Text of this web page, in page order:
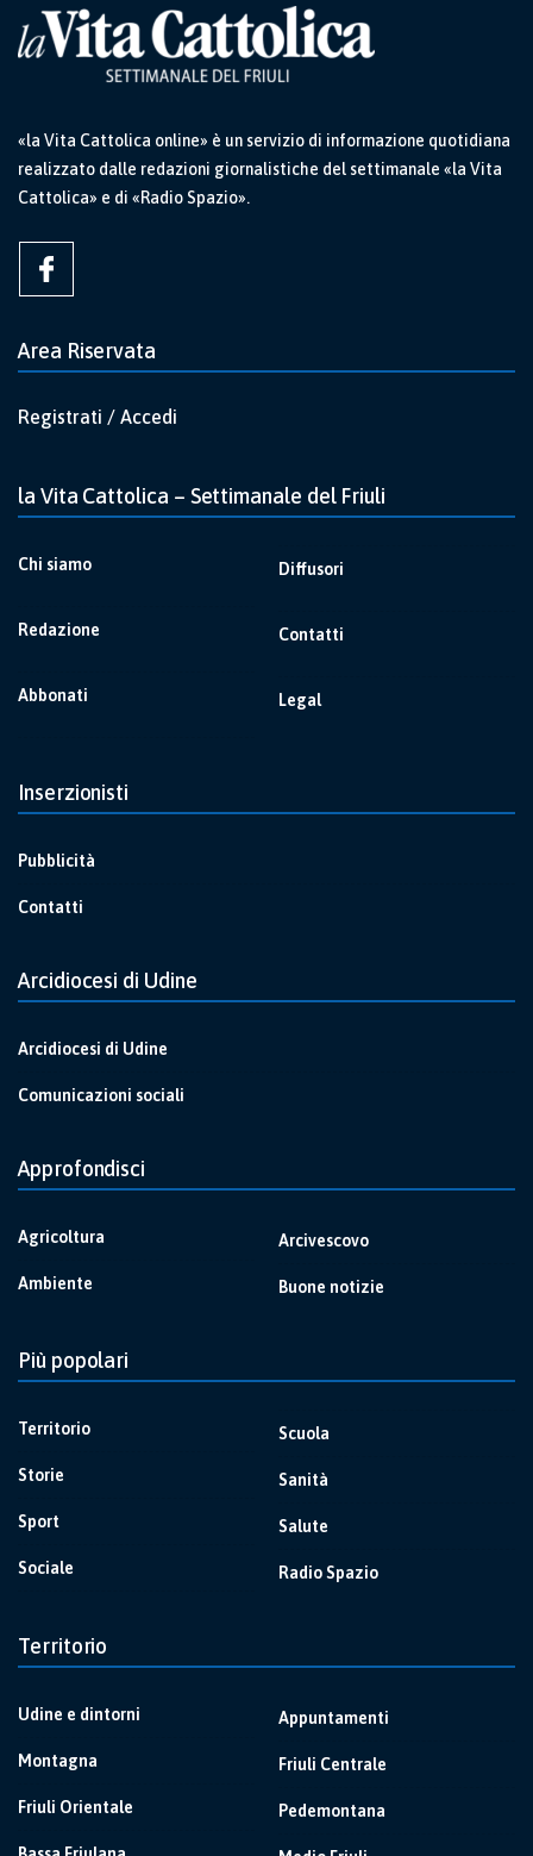
«la Vita Cattolica online» è un servizio di informazione quotidiana
realizzato dalle redazioni giornalistiche del settimanale «la Vita
Cattolica» e di «Radio Spazio».
Area Riservata
Registrati / Accedi
la Vita Cattolica – Settimanale del Friuli
Chi siamo
Redazione
Abbonati
Diffusori
Contatti
Legal
Inserzionisti
Pubblicità
Contatti
Arcidiocesi di Udine
Arcidiocesi di Udine
Comunicazioni sociali
Approfondisci
Agricoltura
Ambiente
Arcivescovo
Buone notizie
Più popolari
Territorio
Storie
Sport
Sociale
Scuola
Sanità
Salute
Radio Spazio
Territorio
Udine e dintorni
Montagna
Friuli Orientale
Appuntamenti
Friuli Centrale
Pedemontana